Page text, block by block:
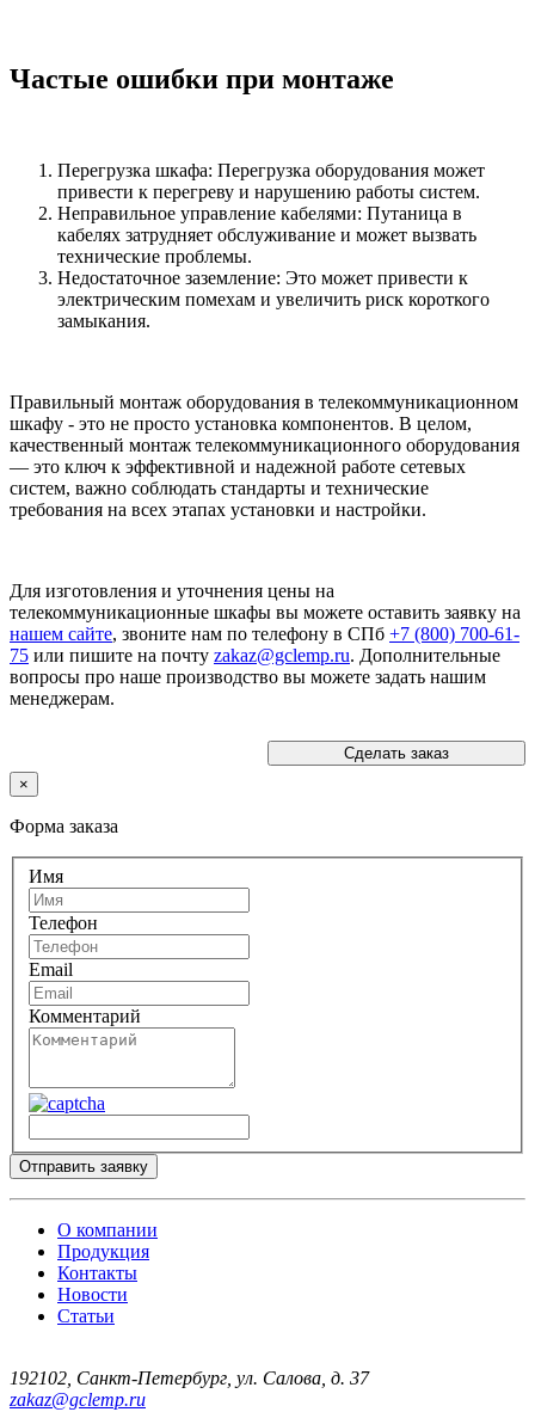
Частые ошибки при монтаже
Перегрузка шкафа: Перегрузка оборудования может
привести к перегреву и нарушению работы систем.
Неправильное управление кабелями: Путаница в
кабелях затрудняет обслуживание и может вызвать
технические проблемы.
Недостаточное заземление: Это может привести к
электрическим помехам и увеличить риск короткого
замыкания.
Правильный монтаж оборудования в телекоммуникационном
шкафу - это не просто установка компонентов. В целом,
качественный монтаж телекоммуникационного оборудования
— это ключ к эффективной и надежной работе сетевых
систем, важно соблюдать стандарты и технические
требования на всех этапах установки и настройки.
Для изготовления и уточнения цены на
телекоммуникационные шкафы вы можете оставить заявку на
нашем сайте, звоните нам по телефону в СПб +7 (800) 700-61-
75 или пишите на почту zakaz@gclemp.ru. Дополнительные
вопросы про наше производство вы можете задать нашим
менеджерам.
Сделать заказ
×
Форма заказа
Имя
Телефон
Email
Комментарий
Отправить заявку
О компании
Продукция
Контакты
Новости
Статьи
192102 Санкт-Петербург ул. Салова, д. 37
zakaz@gclemp.ru